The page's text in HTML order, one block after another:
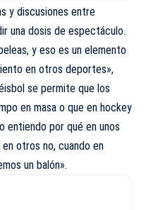
y discusiones entre
una dosis de espectáculo.
y eso es un elemento
en otros deportes»,
se permite que los
en masa o que en hockey
entiendo por qué en unos
otros no, cuando en
un balón».